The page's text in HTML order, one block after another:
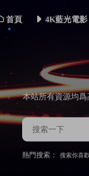
首頁 4K藍光電影
本站所有資源均
熱門搜索： 搜索你喜